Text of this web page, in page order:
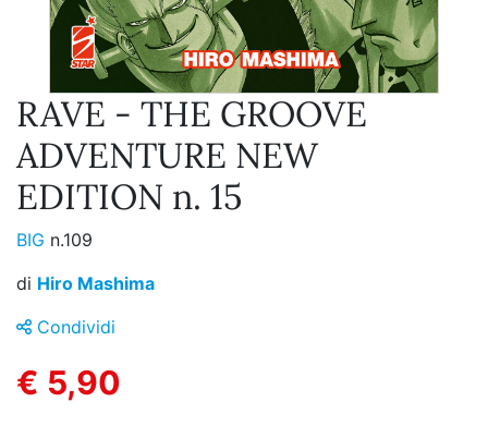
RAVE - THE GROOVE
ADVENTURE NEW
EDITION n. 15
BIG n.109
di Hiro Mashima
Condividi
€ 5,90